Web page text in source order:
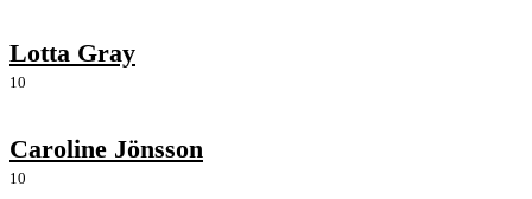
Lotta Gray
10
Caroline Jönsson
10